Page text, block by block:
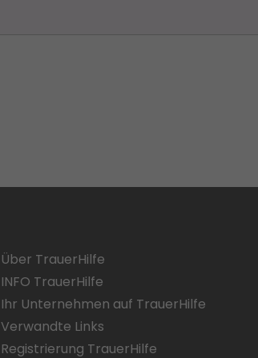
Über TrauerHilfe
INFO TrauerHilfe
Ihr Unternehmen auf TrauerHilfe
Verwandte Links
Registrierung TrauerHilfe